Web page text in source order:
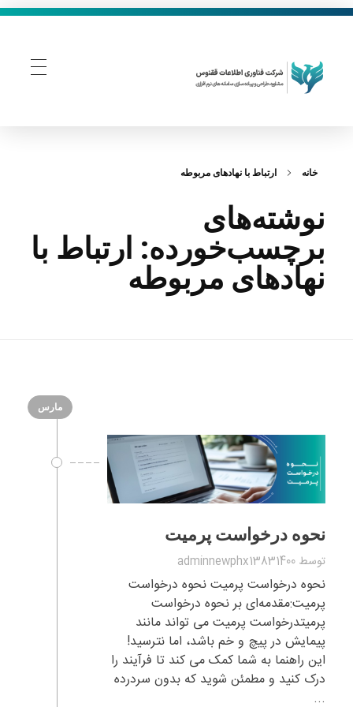
خانه ارتباط با نهادهای مربوطه
نوشته‌های
برچسب‌خورده: ارتباط با
نهادهای مربوطه
مارس
نحوه درخواست پرمیت
توسط adminnewphx13831400
نحوه درخواست پرمیت نحوه درخواست
پرمیت:مقدمه‌ای بر نحوه درخواست
پرمیتدرخواست پرمیت می تواند مانند
پیمایش در پیچ و خم باشد، اما نترسید!
این راهنما به شما کمک می کند تا فرآیند را
درک کنید و مطمئن شوید که بدون سردرده
...